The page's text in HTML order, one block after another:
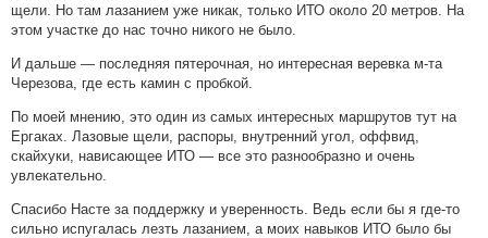
щели. Но там лазанием уже никак, только ИТО около 20 метров. На
этом участке до нас точно никого не было.
И дальше — последняя пятерочная, но интересная веревка м-та
Черезова, где есть камин с пробкой.
По моей мнению, это один из самых интересных маршрутов тут на
Ергаках. Лазовые щели, распоры, внутренний угол, оффвид,
скайхуки, нависающее ИТО — все это разнообразно и очень
увлекательно.
Спасибо Насте за поддержку и уверенность. Ведь если бы я где-то
сильно испугалась лезть лазанием, а моих навыков ИТО было бы